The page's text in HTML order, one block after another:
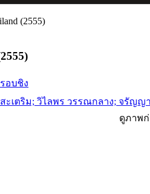
(2555)
อบชิง
เตริม; วิไลพร วรรณกลาง; จรัญญ
ดูภาพ